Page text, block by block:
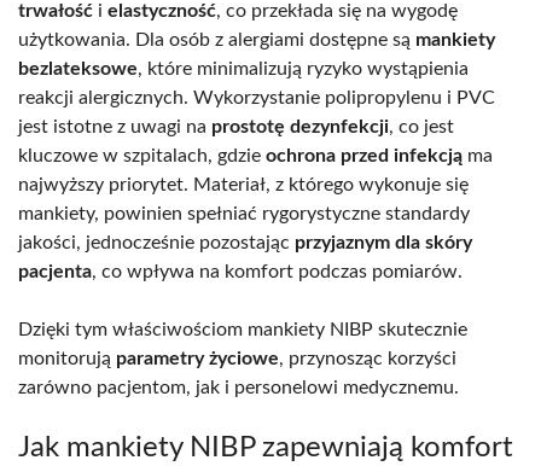
trwałość i elastyczność, co przekłada się na wygodę
użytkowania. Dla osób z alergiami dostępne są mankiety
bezlateksowe, które minimalizują ryzyko wystąpienia
reakcji alergicznych. Wykorzystanie polipropylenu i PVC
jest istotne z uwagi na prostotę dezynfekcji, co jest
kluczowe w szpitalach, gdzie ochrona przed infekcją ma
najwyższy priorytet. Materiał, z którego wykonuje się
mankiety, powinien spełniać rygorystyczne standardy
jakości, jednocześnie pozostając przyjaznym dla skóry
pacjenta, co wpływa na komfort podczas pomiarów.
Dzięki tym właściwościom mankiety NIBP skutecznie
monitorują parametry życiowe, przynosząc korzyści
zarówno pacjentom, jak i personelowi medycznemu.
Jak mankiety NIBP zapewniają komfort